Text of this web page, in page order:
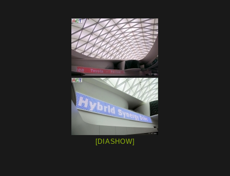
[DIASHOW]